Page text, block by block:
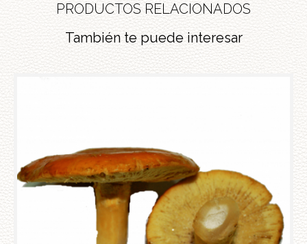
PRODUCTOS RELACIONADOS
También te puede interesar